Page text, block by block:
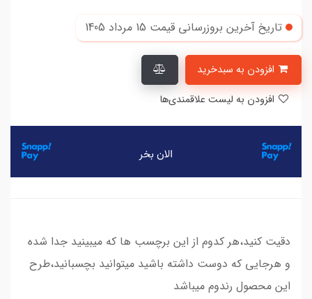
تاریخ آخرین بروزرسانی قیمت 15 مرداد 1405
دقیت کنید،هر کدوم از این برچسب ها که میبینید جدا شده
و هرجایی که دوست داشته باشید میتوانید بچسبانید،طرح
این محصول رندوم میباشد